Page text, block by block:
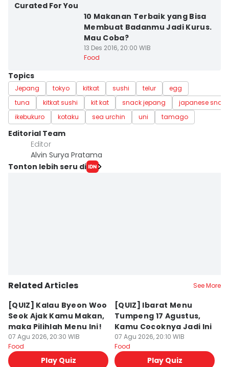
Curated For You
10 Makanan Terbaik yang Bisa
Membuat Badanmu Jadi Kurus.
Mau Coba?
13 Des 2016, 20:00 WIB
Food
Topics
Jepang tokyo kitkat sushi telur
egg
tuna
kitkat sushi kit kat snack jepang
japanese
ikebukuro
kotaku sea urchin uni tamago
Editorial Team
Editor
Alvin Surya Pratama
Tonton lebih seru di
Related Articles See More
[QUIZ] Kalau Byeon Woo
Seok Ajak Kamu Makan,
maka Pilihlah Menu Ini!
07 Agu 2026, 20:30 WIB
Food
Play Quiz
[QUIZ] Ibarat Menu
Tumpeng 17 Agustus,
Kamu Cocoknya Jadi Ini
07 Agu 2026, 20:10 WIB
Food
Play Quiz